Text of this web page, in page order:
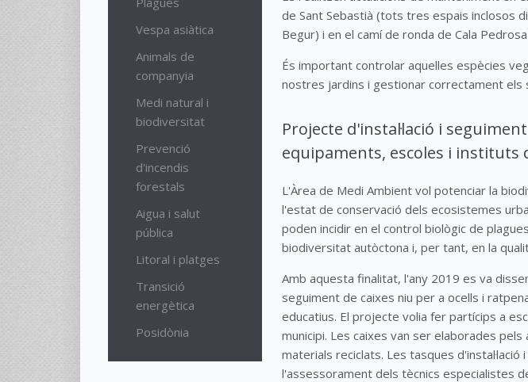
de Sant Sebastià (tots tres espais inclosos
Begur) i en el camí de ronda de Cala
És important controlar aquelles espècies
nostres jardins i gestionar correctament els
Projecte d'instal·lació i
equipaments, escoles i instituts
L'Àrea de Medi Ambient vol potenciar la
l'estat de conservació dels ecosistemes
poden incidir en el control biològic de
biodiversitat autòctona i, per tant, en la
Amb aquesta finalitat, l'any 2019 es va
seguiment de caixes niu per a ocells i
educatius. El projecte volia fer partícips a
municipi. Les caixes van ser elaborades
materials reciclats. Les tasques
l'assessorament dels tècnics especialistes
Vespa asiàtica
Animals de
companyia
Medi natural i
biodiversitat
Prevenció
d'incendis
forestals
Aigua i salut
pública
Litoral i platges
Transició
energètica
Posidònia